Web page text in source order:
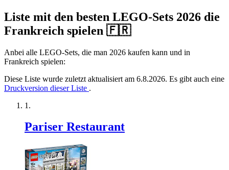
Liste mit den besten LEGO-Sets 2026 die
Frankreich spielen 🇫🇷
Anbei alle LEGO-Sets, die man 2026 kaufen kann und in
Frankreich spielen:
Diese Liste wurde zuletzt aktualisiert am 6.8.2026. Es gibt auch eine
Druckversion dieser Liste .
Pariser Restaurant